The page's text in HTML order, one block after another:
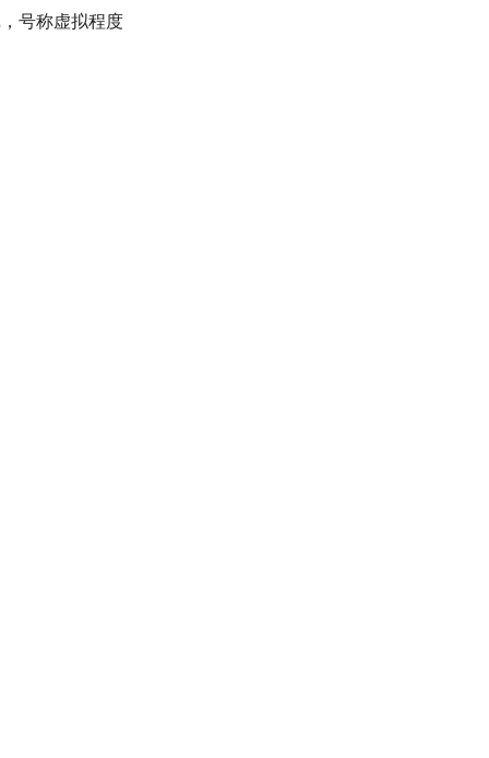
号称虚拟程度